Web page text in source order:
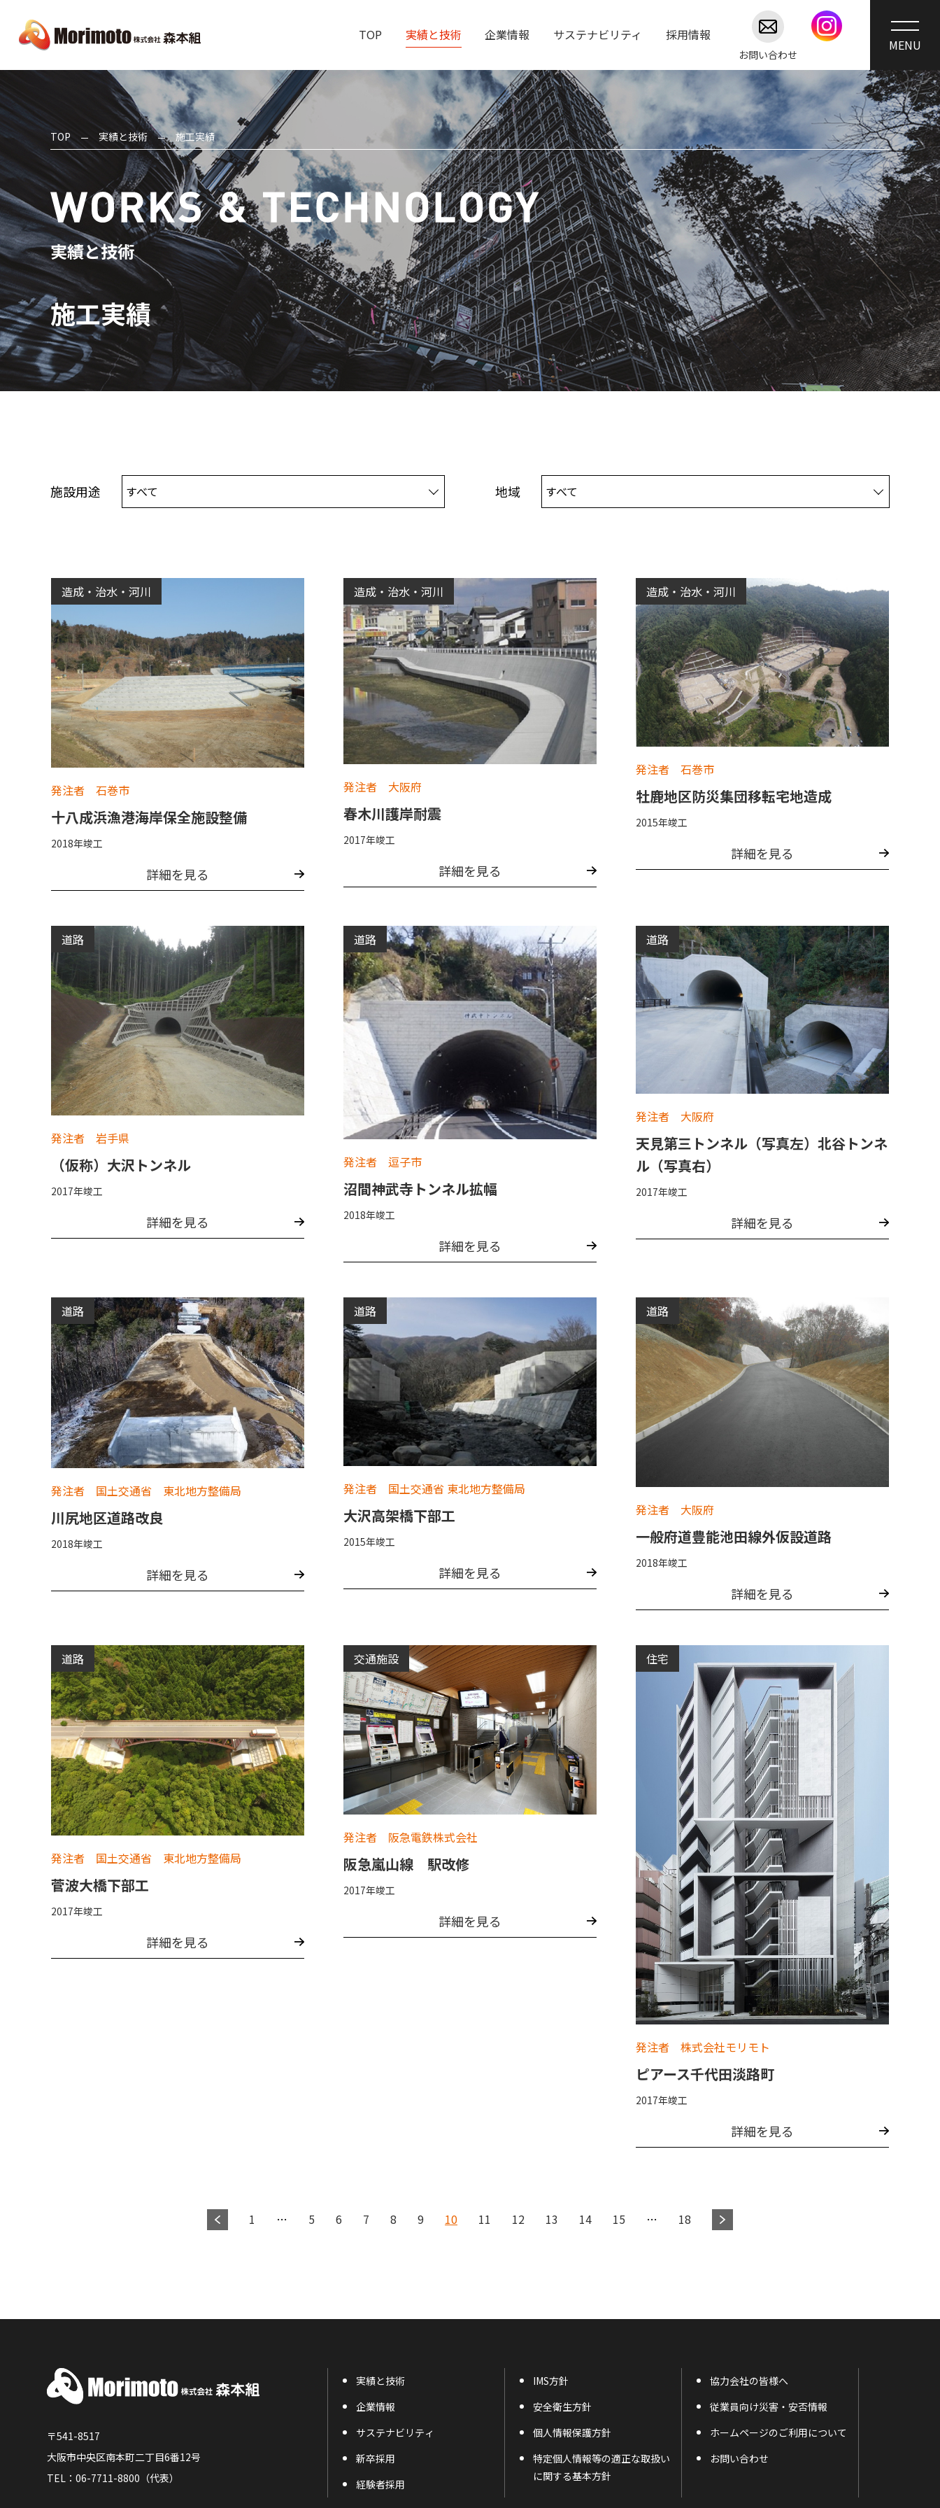
TOP 実績と技術 企業情報 サステナビリティ 採用情報
お問い合わせ
TOP 実績と技術 施工実績
実績と技術
施工実績
施設用途 すべて 地域 すべて
造成・治水・河川
発注者 石巻市
十八成浜漁港海岸保全施設整備
2018年竣工
詳細を見る
造成・治水・河川
発注者 大阪府
春木川護岸耐震
2017年竣工
詳細を見る
造成・治水・河川
発注者 石巻市
牡鹿地区防災集団移転宅地造成
2015年竣工
詳細を見る
道路
発注者 岩手県
（仮称）大沢トンネル
2017年竣工
詳細を見る
道路
発注者 逗子市
沼間神武寺トンネル拡幅
2018年竣工
詳細を見る
道路
発注者 大阪府
天見第三トンネル（写真左）北谷トンネ
ル（写真右）
2017年竣工
詳細を見る
道路
発注者 国土交通省 東北地方整備局
川尻地区道路改良
2018年竣工
詳細を見る
道路
発注者 国土交通省 東北地方整備局
大沢高架橋下部工
2015年竣工
詳細を見る
道路
発注者 大阪府
一般府道豊能池田線外仮設道路
2018年竣工
詳細を見る
道路
発注者 国土交通省 東北地方整備局
菅波大橋下部工
2017年竣工
詳細を見る
交通施設
発注者 阪急電鉄株式会社
阪急嵐山線 駅改修
2017年竣工
詳細を見る
住宅
発注者 株式会社モリモト
ピアース千代田淡路町
2017年竣工
詳細を見る
1 … 5 6 7 8 9 10 11 12 13 14 15 … 18
〒541-8517
大阪市中央区南本町二丁目6番12号
TEL：06-7711-8800（代表）
実績と技術
企業情報
サステナビリティ
新卒採用
経験者採用
IMS方針
安全衛生方針
個人情報保護方針
特定個人情報等の適正な取扱い
に関する基本方針
協力会社の皆様へ
従業員向け災害・安否情報
ホームページのご利用について
お問い合わせ